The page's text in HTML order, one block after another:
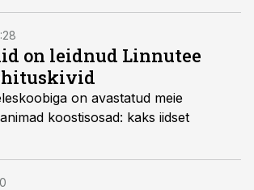
mõistatusele seletust.
vajab võib-olla täielikku
on leidnud Linnutee
on avastatud meie
koostisosad: kaks iidset